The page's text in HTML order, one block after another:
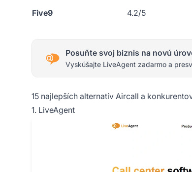
Five9 4.2/5
Posuňte svoj biznis na novú
Vyskúšajte LiveAgent zadarmo a
15 najlepších alternatív Aircall a
1. LiveAgent